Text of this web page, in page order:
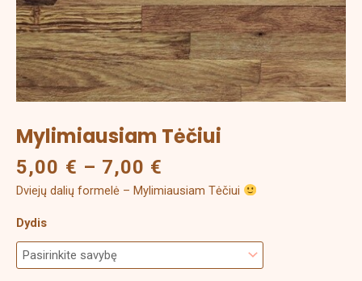
Mylimiausiam Tėčiui
5,00 € – 7,00 €
Dviejų dalių formelė – Mylimiausiam Tėčiui
Dydis